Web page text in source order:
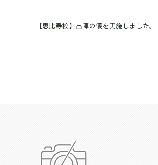
【恵比寿校】出陣の儀を実施しました。